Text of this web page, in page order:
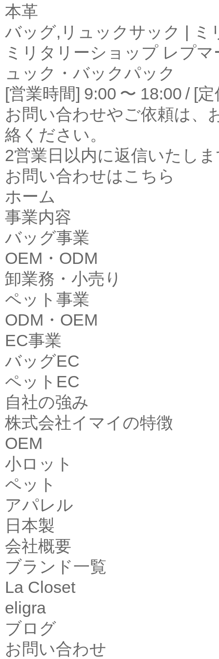
本革
バッグ,リュックサック | ミ
ミリタリーショップ レプ
ュック・バックパック
[営業時間] 9:00 〜 18:00 / [
お問い合わせやご依頼は、
絡ください。
2営業日以内に返信いたし
お問い合わせはこちら
ホーム
事業内容
バッグ事業
OEM・ODM
卸業務・小売り
ペット事業
ODM・OEM
EC事業
バッグEC
ペットEC
自社の強み
株式会社イマイの特徴
OEM
小ロット
ペット
アパレル
日本製
会社概要
ブランド一覧
La Closet
eligra
ブログ
お問い合わせ